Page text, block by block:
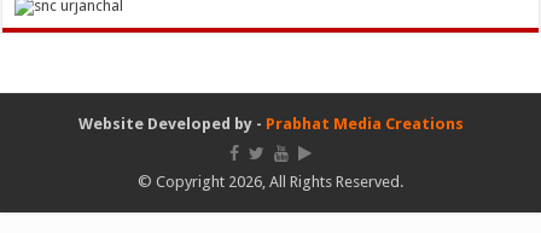
Website Developed by - Prabhat Media Creations
© Copyright 2026, All Rights Reserved.